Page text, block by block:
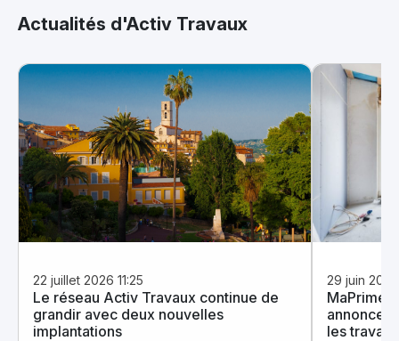
Actualités d'Activ Travaux
22 juillet 2026 11:25
Le réseau Activ Travaux continue de
grandir avec deux nouvelles
implantations
29 juin
annonce
les